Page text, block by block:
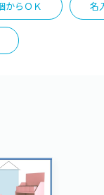
からＯＫ 名